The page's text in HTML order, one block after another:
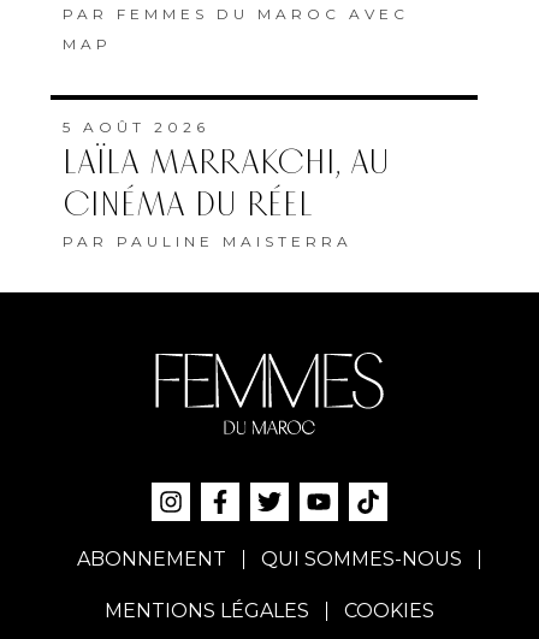
PAR FEMMES DU MAROC AVEC
MAP
5 AOÛT 2026
LAÏLA MARRAKCHI, AU
CINÉMA DU RÉEL
PAR PAULINE MAISTERRA
ABONNEMENT QUI SOMMES-NOUS
MENTIONS LÉGALES COOKIES